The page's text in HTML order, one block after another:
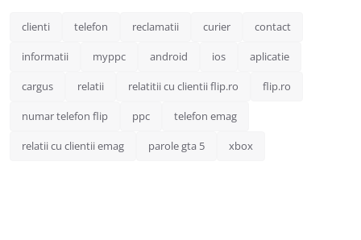
clienti telefon reclamatii curier contact
informatii myppc android ios aplicatie
cargus relatii relatitii cu clientii flip.ro flip.ro
numar telefon flip ppc telefon emag
relatii cu clientii emag parole gta 5 xbox